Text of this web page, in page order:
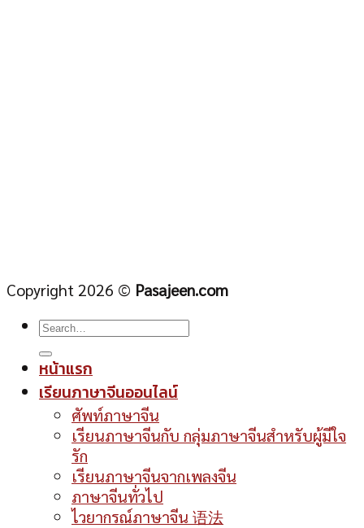
Copyright 2026 © Pasajeen.com
หน้าแรก
เรียนภาษาจีนออนไลน์
ศัพท์ภาษาจีน
เรียนภาษาจีนกับ กลุ่มภาษาจีนสำหรับผู้มีใจ
รัก
เรียนภาษาจีนจากเพลงจีน
ภาษาจีนทั่วไป
ไวยากรณ์ภาษาจีน 语法